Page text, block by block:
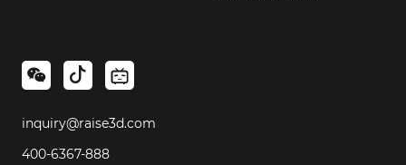
inquiry@raise3d.com
400-6367-888